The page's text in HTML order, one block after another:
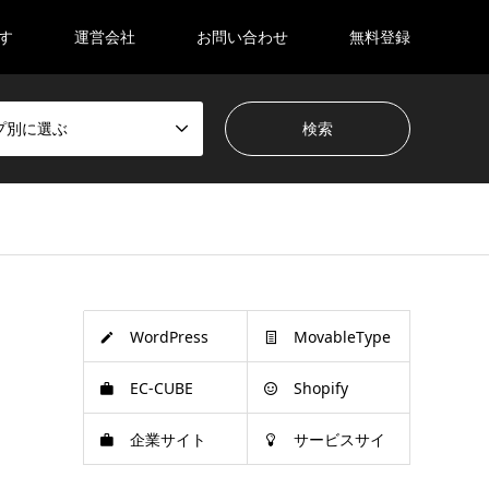
運営会社 お問い合わせ 無料登録
別に選ぶ
WordPress MovableType
EC-CUBE Shopify
企業サイト サービスサイ